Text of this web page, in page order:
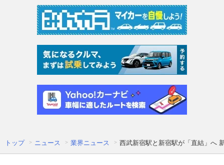
トップ ニュース 業界ニュース 西武新宿駅と新宿駅が「直結」へ